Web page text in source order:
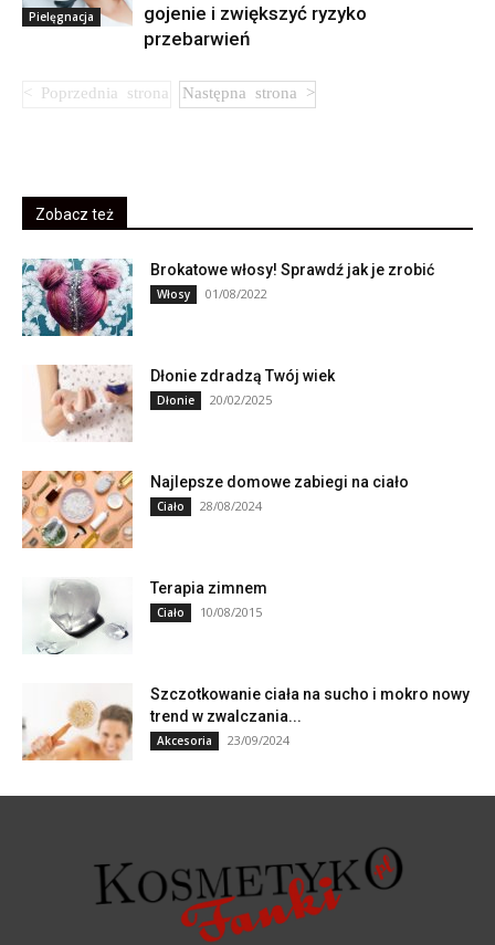
Pielęgnacja
gojenie i zwiększyć ryzyko
przebarwień
Zobacz też
Brokatowe włosy! Sprawdź jak je zrobić
Włosy 01/08/2022
Dłonie zdradzą Twój wiek
Dłonie 20/02/2025
Najlepsze domowe zabiegi na ciało
Ciało 28/08/2024
Terapia zimnem
Ciało 10/08/2015
Szczotkowanie ciała na sucho i mokro nowy
trend w zwalczania...
Akcesoria 23/09/2024